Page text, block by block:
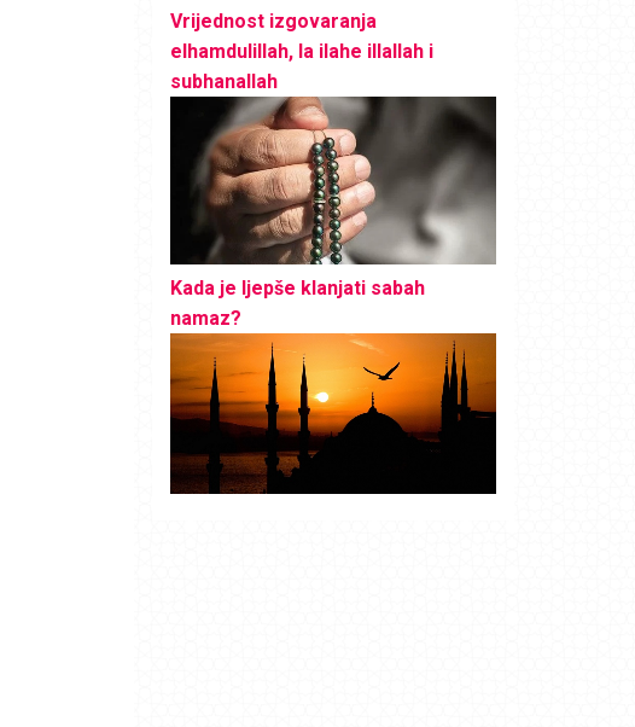
Vrijednost izgovaranja
elhamdulillah, la ilahe illallah i
subhanallah
Kada je ljepše klanjati sabah
namaz?